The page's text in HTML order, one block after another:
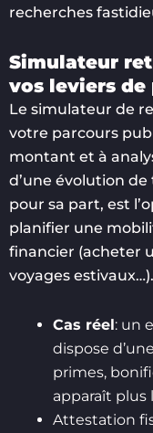
recherches
Simulateur
vos leviers
Le simulateur de
votre parcours
montant et à
d’une évolution
pour sa part, est
planifier une
financier (acheter
voyages estivaux…).
Cas réel: un
dispose
primes,
apparaît plus
Attestation